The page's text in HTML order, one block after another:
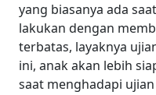
yang biasanya ada
lakukan dengan
terbatas, layaknya
ini, anak akan lebih
saat menghadapi